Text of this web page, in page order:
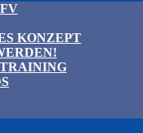
KONZEPT